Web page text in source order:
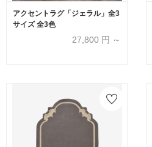
アクセントラグ「ジェラル」全3
サイズ 全3色
27,800 円 ～